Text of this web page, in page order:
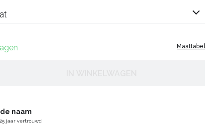
Maattabel
naam
jaar vertrouwd